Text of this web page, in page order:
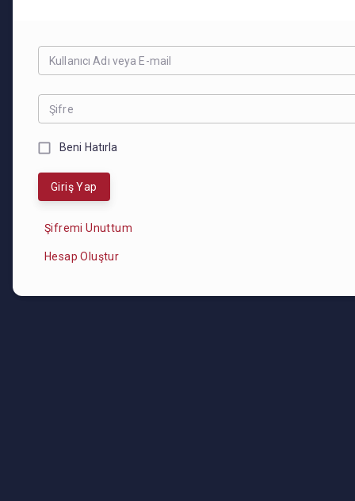
Kullanıcı Adı veya E-mail
Şifre
Beni Hatırla
Giriş Yap
Şifremi Unuttum
Hesap Oluştur